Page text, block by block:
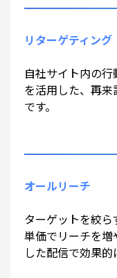
リターゲティング
自社サイト内の
を活用した、再
です。
オールリーチ
ターゲットを絞
単価でリーチを増
した配信で効果的